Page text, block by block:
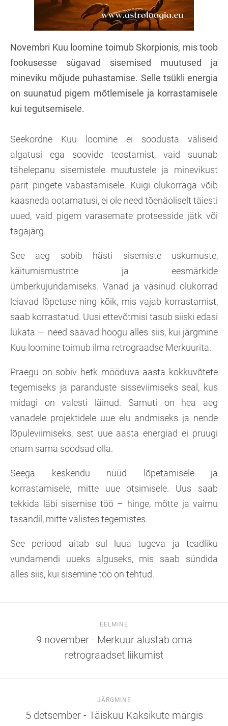
Novembri Kuu loomine toimub Skorpionis, mis toob
fookusesse sügavad sisemised muutused ja
mineviku mõjude puhastamise. Selle tsükli energia
on suunatud pigem mõtlemisele ja korrastamisele
kui tegutsemisele.
Seekordne Kuu loomine ei soodusta väliseid
algatusi ega soovide teostamist, vaid suunab
tähelepanu sisemistele muutustele ja minevikust
pärit pingete vabastamisele. Kuigi olukorraga võib
kaasneda ootamatusi, ei ole need tõenäoliselt täiesti
uued, vaid pigem varasemate protsesside jätk või
tagajärg.
See aeg sobib hästi sisemiste uskumuste,
käitumismustrite ja eesmärkide
ümberkujundamiseks. Vanad ja väsinud olukorrad
leiavad lõpetuse ning kõik, mis vajab korrastamist,
saab korrastatud. Uusi ettevõtmisi tasub siiski edasi
lükata — need saavad hoogu alles siis, kui järgmine
Kuu loomine toimub ilma retrograadse Merkuurita.
Praegu on sobiv hetk mööduva aasta kokkuvõtete
tegemiseks ja paranduste sisseviimiseks seal, kus
midagi on valesti läinud. Samuti on hea aeg
vanadele projektidele uue elu andmiseks ja nende
lõpuleviimiseks, sest uue aasta energiad ei pruugi
enam sama soodsad olla.
Seega keskendu nüüd lõpetamisele ja
korrastamisele, mitte uue otsimisele. Uus saab
tekkida läbi sisemise töö – hinge, mõtte ja vaimu
tasandil, mitte välistes tegemistes.
See periood aitab sul luua tugeva ja teadliku
vundamendi uueks alguseks, mis saab sündida
alles siis, kui sisemine töö on tehtud.
EELMINE
9 november - Merkuur alustab oma
retrograadset liikumist
JÄRGMINE
5 detsember - Täiskuu Kaksikute märgis